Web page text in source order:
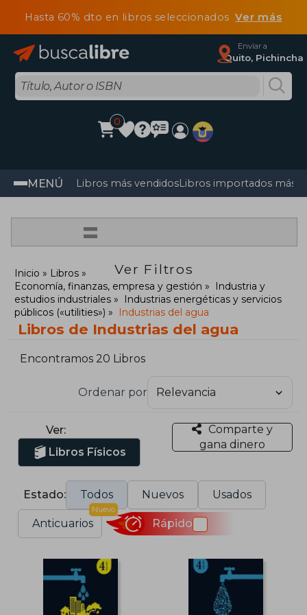
Hasta 60% dto en libros seleccionadosVer más
Enviar a
Quito, Pichincha
0
MENÚ Libros más vendidosLibros importados más
=
Ver Filtros
Inicio
Libros
Economía, finanzas, empresa y gestión
Industria y
estudios industriales
Industrias energéticas y servicios
públicos («utilities»)
Industrias del agua
Libros de Industrias del agua
Encontramos 20 Libros
Ordenar por
Ver:
Libros Físicos
Comparte y
gana dinero
Estado: Todos Nuevos Usados
Anticuarios
Nuevo
Rápido